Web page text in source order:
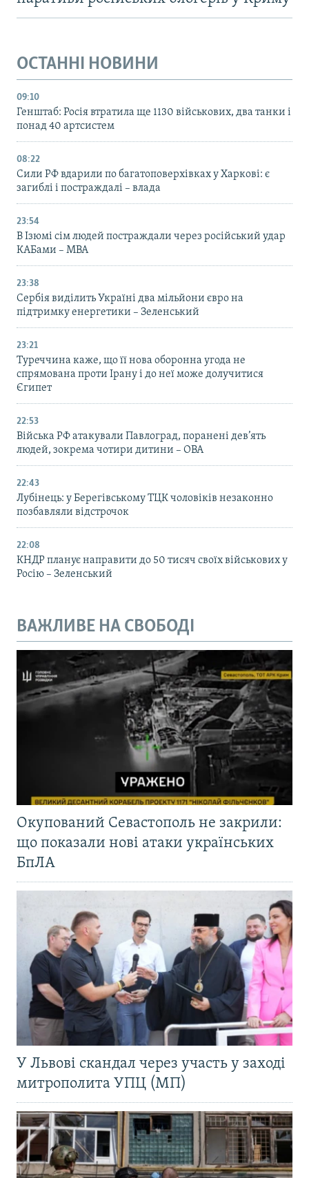
ОСТАННІ НОВИНИ
09:10
Генштаб: Росія втратила ще 1130 військових, два танки і
понад 40 артсистем
08:22
Сили РФ вдарили по багатоповерхівках у Харкові: є
загиблі і постраждалі – влада
23:54
В Ізюмі сім людей постраждали через російський удар
КАБами – МВА
23:38
Сербія виділить Україні два мільйони євро на
підтримку енергетики – Зеленський
23:21
Туреччина каже, що її нова оборонна угода не
спрямована проти Ірану і до неї може долучитися
Єгипет
22:53
Війська РФ атакували Павлоград, поранені дев’ять
людей, зокрема чотири дитини – ОВА
22:43
Лубінець: у Берегівському ТЦК чоловіків незаконно
позбавляли відстрочок
22:08
КНДР планує направити до 50 тисяч своїх військових у
Росію – Зеленський
ВАЖЛИВЕ НА СВОБОДІ
Окупований Севастополь не закрили:
що показали нові атаки українських
БпЛА
У Львові скандал через участь у заході
митрополита УПЦ (МП)